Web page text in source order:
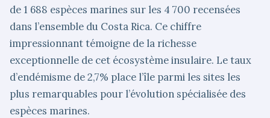
de 1 688 espèces marines sur les 4 700 recensées
dans l’ensemble du Costa Rica. Ce chiffre
impressionnant témoigne de la richesse
exceptionnelle de cet écosystème insulaire. Le taux
d’endémisme de 2,7% place l’île parmi les sites les
plus remarquables pour l’évolution spécialisée des
espèces marines.